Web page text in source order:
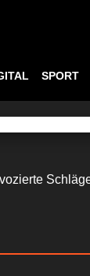
SPORT